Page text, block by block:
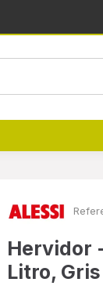
Hervidor
Litro, Gris